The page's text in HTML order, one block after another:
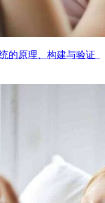
的原理、构建与验证_